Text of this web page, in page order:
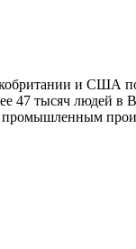
и США
47 тысяч людей
промышленным